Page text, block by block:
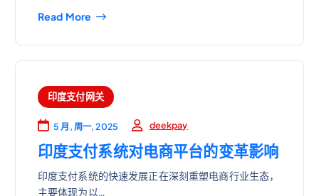
Read More
印度支付网关
5 月, 周一, 2025 deekpay
印度支付系统对电商平台的变革影响
印度支付系统的快速发展正在深刻重塑电商行业生态，
主要体现为以…